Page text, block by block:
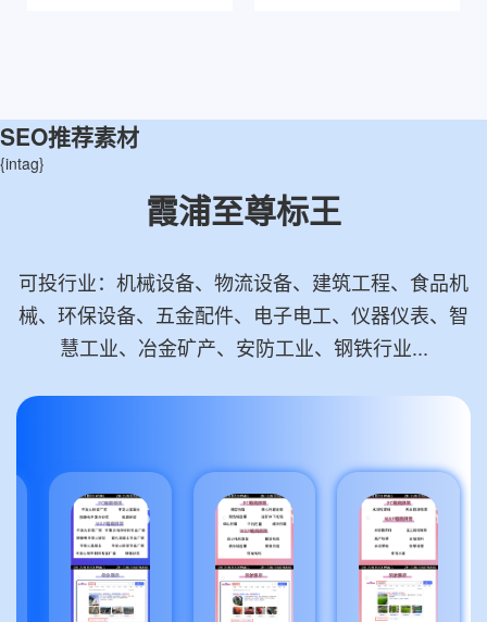
SEO推荐素材
{intag}
霞浦至尊标王
可投行业：机械设备、物流设备、建筑工程、食品机
械、环保设备、五金配件、电子电工、仪器仪表、智
慧工业、冶金矿产、安防工业、钢铁行业...